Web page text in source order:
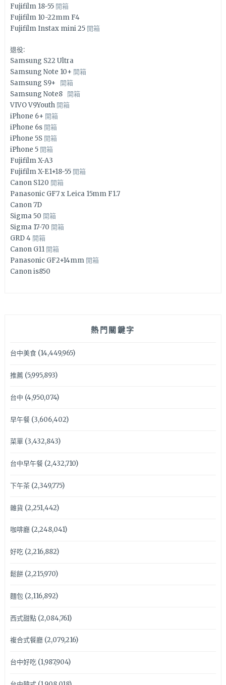
Fujifilm 18-55 開箱
Fujifilm 10-22mm F4
Fujifilm Instax mini 25 開箱
退役:
Samsung S22 Ultra
Samsung Note 10+ 開箱
Samsung S9+ 開箱
Samsung Note8 開箱
VIVO V9Youth 開箱
iPhone 6+ 開箱
iPhone 6s 開箱
iPhone 5S 開箱
iPhone 5 開箱
Fujifilm X-A3
Fujifilm X-E1+18-55 開箱
Canon S120 開箱
Panasonic GF7 x Leica 15mm F1.7
Canon 7D
Sigma 50 開箱
Sigma 17-70 開箱
GRD 4 開箱
Canon G11 開箱
Panasonic GF2+14mm 開箱
Canon is850
熱門關鍵字
台中美食(14,449,965)
推薦(5,995,893)
台中 (4,950,074)
早午餐(3,606,402)
菜單(3,432,843)
台中早午餐(2,432,710)
下午茶(2,349,775)
雜貨 (2,251,442)
咖啡廳(2,248,041)
好吃(2,216,882)
鬆餅(2,215,970)
麵包(2,116,892)
西式甜點(2,084,761)
複合式餐廳(2,079,216)
台中好吃(1,987,904)